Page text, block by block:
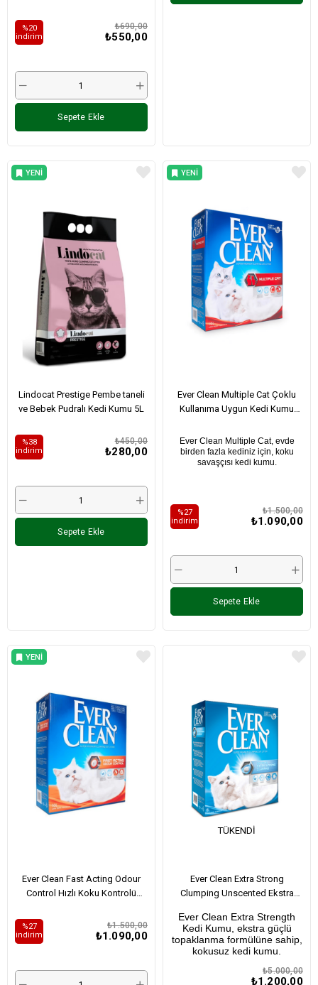
₺550,00
₺690,00
%20
i̇ndirim
Sepete Ekle
Lindocat Prestige Pembe taneli
ve Bebek Pudralı Kedi Kumu 5L
₺280,00
₺450,00
%38
i̇ndirim
Sepete Ekle
YENI
Ever Clean Multiple Cat Çoklu
Kullanıma Uygun Kedi Kumu
Ever Clean Multiple Cat, evde
birden fazla kediniz için, koku
savaşçısı kedi kumu.
₺1.090,00
₺1.500,00
%27
i̇ndirim
Sepete Ekle
YENI
Ever Clean Fast Acting Odour
Control Hızlı Koku Kontrolü
₺1.090,00
₺1.500,00
%27
i̇ndirim
YENI
TÜKENDI
Ever Clean Extra Strong
Clumping Unscented Ekstra
Kumu 6Lt
Ever Clean Extra Strength
Kedi Kumu, ekstra güçlü
topaklanma formülüne sahip,
kokusuz kedi kumu.
₺1.200,00
₺5.000,00